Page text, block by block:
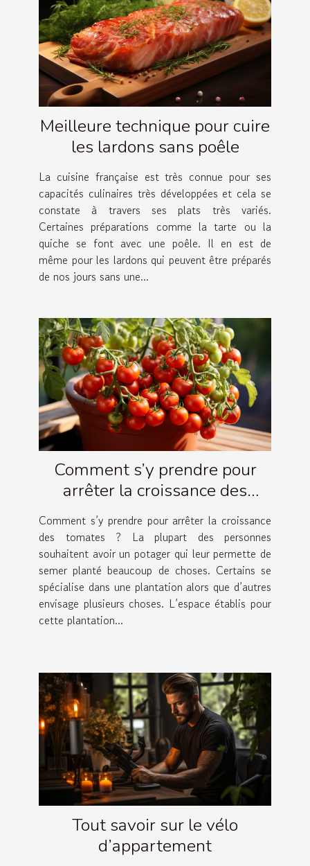
Meilleure technique pour cuire
les lardons sans poêle
La cuisine française est très connue pour ses
capacités culinaires très développées et cela se
constate à travers ses plats très variés.
Certaines préparations comme la tarte ou la
quiche se font avec une poêle. Il en est de
même pour les lardons qui peuvent être préparés
de nos jours sans une...
Comment s’y prendre pour
arrêter la croissance des
tomates ?
Comment s’y prendre pour arrêter la croissance
des tomates ? La plupart des personnes
souhaitent avoir un potager qui leur permette de
semer planté beaucoup de choses. Certains se
spécialise dans une plantation alors que d’autres
envisage plusieurs choses. L’espace établis pour
cette plantation...
Tout savoir sur le vélo
d’appartement